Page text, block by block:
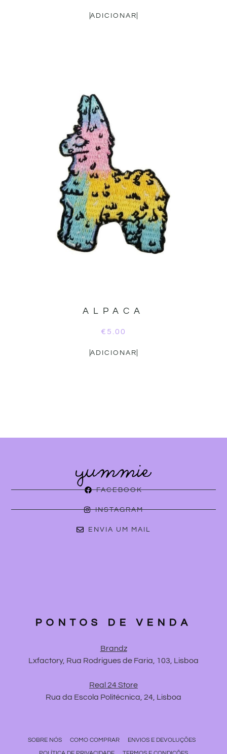
ADICIONAR
ALPACA
€ 5.00
ADICIONAR
FACEBOOK
INSTAGRAM
ENVIA UM MAIL
PONTOS DE VENDA
Brandz
Lxfactory, Rua Rodrigues de Faria, 103, Lisboa
Real 24 Store
Rua da Escola Politécnica, 24, Lisboa
SOBRE NÓS COMO COMPRAR
ENVIOS E DEVOLUÇÕES